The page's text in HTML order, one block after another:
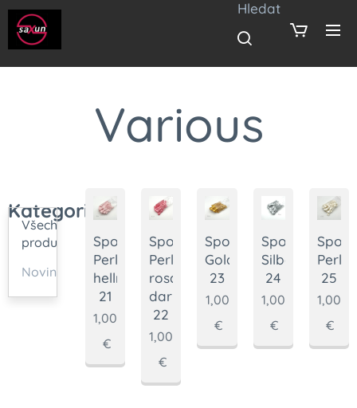
Hledat
Various
Kategorie
Všechny
produkty
Novinky
Sponka
Perl
hellrosa-
21
1,00
€
Sponka
Perl
rosa
dark-
22
1,00
€
Sponka
Gold-
23
1,00
€
Sponka
Silber-
24
1,00
€
25
1,00
€